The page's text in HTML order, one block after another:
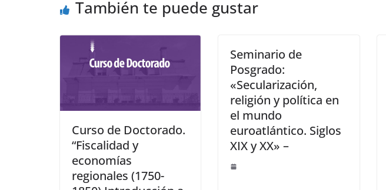
También te puede gustar
Curso de Doctorado.
“Fiscalidad y
economías
regionales (1750-
Seminario de
Posgrado:
«Secularización,
religión y política en
el mundo
euroatlántico. Siglos
XIX y XX» –